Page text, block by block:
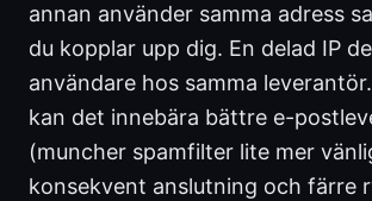
annan använder samma adress
du kopplar upp dig. En delad IP
användare hos samma
kan det innebära bättre e-
(muncher spamfilter lite mer
konsekvent anslutning och färre